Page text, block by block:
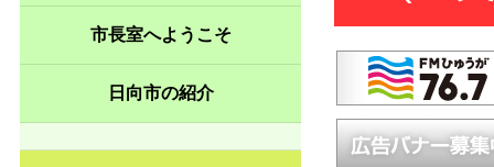
市長室へようこそ
日向市の紹介